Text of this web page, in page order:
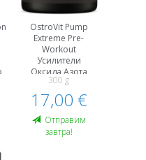
OstroVit Pump
Extreme Pre-
Workout
Усилители
Оксида Азота
Предтренировочные
Комплексы Пeред
Тренировкой И
Энергетики
300 g
17,00 €
Oтправим
завтра!